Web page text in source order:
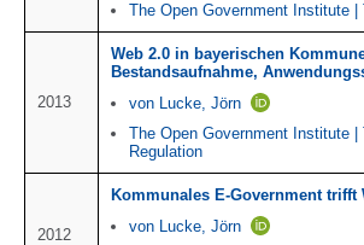
The Open Government Institute |
2013
Web 2.0 in bayerischen
Bestandsaufnahme,
von Lucke, Jörn
The Open Government Institute |
Regulation
2012
Kommunales E-Government
von Lucke, Jörn